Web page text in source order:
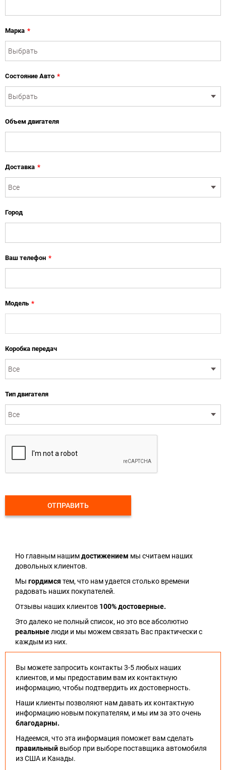
Марка *
Состояние Авто *
Объем двигателя
Доставка *
Город
Ваш телефон *
Модель *
Коробка передач
Тип двигателя
ОТПРАВИТЬ
Но главным нашимдостижением мы считаем наших
довольных клиентов.
Мы гордимся тем, что нам удается столько времени
радовать наших покупателей.
Отзывы наших клиентов 100% достоверные.
Это далеко не полный список, но это все абсолютно
реальныелюди и мы можем связать Вас практически с
каждым из них.
Вы можете запросить контакты 3-5 любых наших
клиентов, и мы предоставим вам их контактную
информацию, чтобы подтвердить их достоверность.
Наши клиенты позволяют нам давать их контактную
информацию новым покупателям, и мы им за это очень
благодарны.
Надеемся, что эта информация поможет вам сделать
правильный выбор при выборе поставщика автомобиля
из США и Канады.